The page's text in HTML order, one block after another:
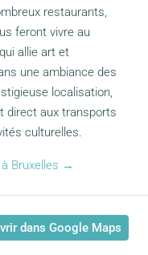
restaurants,
feront vivre au
allie art et
une ambiance des
localisation,
direct aux transports
culturelles.
Bruxelles →
dans Google Maps